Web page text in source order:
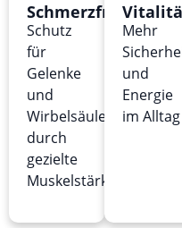
Schmerzfreiheit
Schutz
für
Gelenke
und
Wirbelsäule
durch
gezielte
Muskelstärkung
Mehr
und
Energie
im Alltag